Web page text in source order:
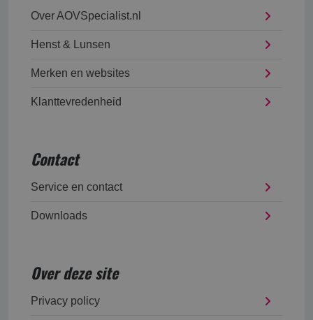
Over AOVSpecialist.nl
Henst & Lunsen
Merken en websites
Klanttevredenheid
Contact
Service en contact
Downloads
Over deze site
Privacy policy